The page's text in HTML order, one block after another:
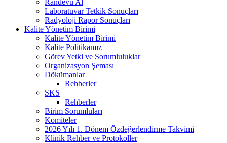
Laboratuvar Tetkik Sonuçları
Radyoloji Rapor Sonuçları
Kalite Yönetim Birimi
Kalite Yönetim Birimi
Kalite Politikamız
Görev Yetki ve Sorumluluklar
Organizasyon Şeması
Dökümanlar
Rehberler
SKS
Rehberler
Birim Sorumluları
Komiteler
2026 Yılı 1. Dönem Özdeğerlendirme Takvimi
Klinik Rehber ve Protokoller